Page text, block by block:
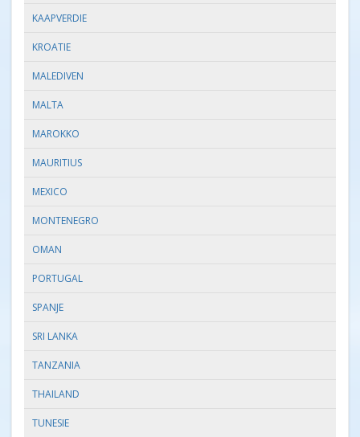
KAAPVERDIE
KROATIE
MALEDIVEN
MALTA
MAROKKO
MAURITIUS
MEXICO
MONTENEGRO
OMAN
PORTUGAL
SPANJE
SRI LANKA
TANZANIA
THAILAND
TUNESIE